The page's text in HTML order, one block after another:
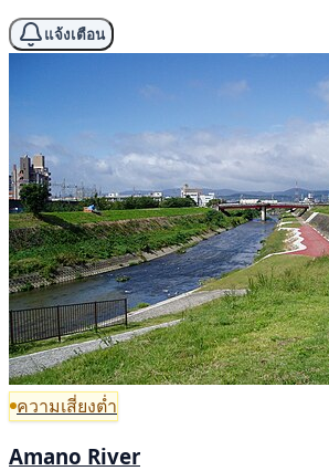
แจ้งเตือน
ความเสี่ยงต่ำ
Amano River